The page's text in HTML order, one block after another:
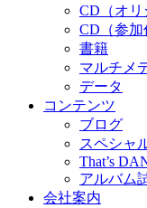
CD（オリ
CD（参加
書籍
マルチメ
データ
コンテンツ
ブログ
スペシャ
That’s
アルバム
会社案内